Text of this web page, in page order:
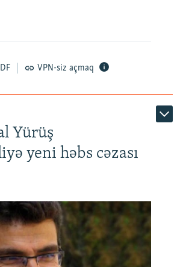
VPN-siz açmaq
Yürüş
yeni həbs cəzası